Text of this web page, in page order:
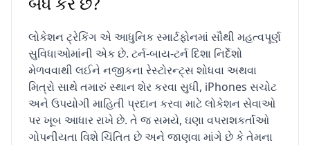
લોકેશન ટ્રેકિંગ એ આધુનિક સ્માર્ટફોનમાં સૌથી મહત્વપૂર્ણ
સુવિધાઓમાંની એક છે. ટર્ન-બાય-ટર્ન દિશા નિર્દેશો
મેળવવાથી લઈને નજીકના રેસ્ટોરન્ટ્સ શોધવા અથવા
મિત્રો સાથે તમારું સ્થાન શેર કરવા સુધી, iPhones સચોટ
અને ઉપયોગી માહિતી પ્રદાન કરવા માટે લોકેશન સેવાઓ
પર ખૂબ આધાર રાખે છે. તે જ સમયે, ઘણા વપરાશકર્તાઓ
ગોપનીયતા વિશે ચિંતિત છે અને જાણવા માંગે છે કે તેમના